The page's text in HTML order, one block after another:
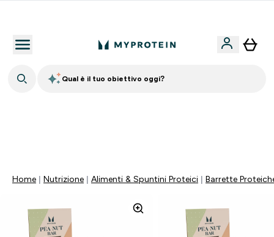
Qual è il tuo obiettivo oggi?
Home Nutrizione Alimenti & Spuntini Proteici Barrette